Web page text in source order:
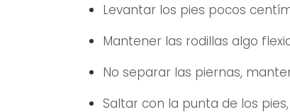
Levantar los pies pocos
Mantener las rodillas algo
No separar las piernas,
Saltar con la punta de los